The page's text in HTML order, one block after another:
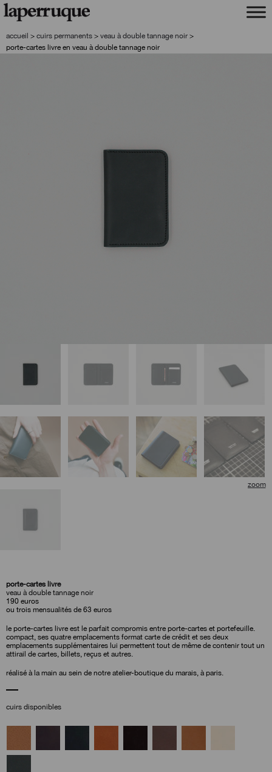
aller
navigation
aller
au
accueil > cuirs permanents > veau à double tannage noir >
porte-cartes livre en veau à double tannage noir
porte-cartes livre
veau à double tannage noir
190 euros
ou trois mensualités de 63 euros
le porte-cartes livre est le parfait compromis entre porte-cartes et portefeuille.
compact, ses quatre emplacements format carte de crédit et ses deux
emplacements supplémentaires lui permettent tout de même de contenir tout un
attirail de cartes, billets, reçus et autres.
réalisé à la main au sein de notre atelier-boutique du marais, à paris.
cuirs disponibles